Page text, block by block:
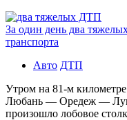
За один день два
транспорта
Авто ДТП
Утром на 81-м
Любань — Оредеж —
произошло лобовое